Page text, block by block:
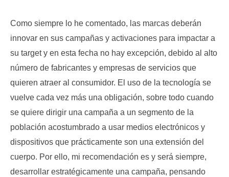
Como siempre lo he comentado, las marcas deberán
innovar en sus campañas y activaciones para impactar a
su target y en esta fecha no hay excepción, debido al alto
número de fabricantes y empresas de servicios que
quieren atraer al consumidor. El uso de la tecnología se
vuelve cada vez más una obligación, sobre todo cuando
se quiere dirigir una campaña a un segmento de la
población acostumbrado a usar medios electrónicos y
dispositivos que prácticamente son una extensión del
cuerpo. Por ello, mi recomendación es y será siempre,
desarrollar estratégicamente una campaña, pensando